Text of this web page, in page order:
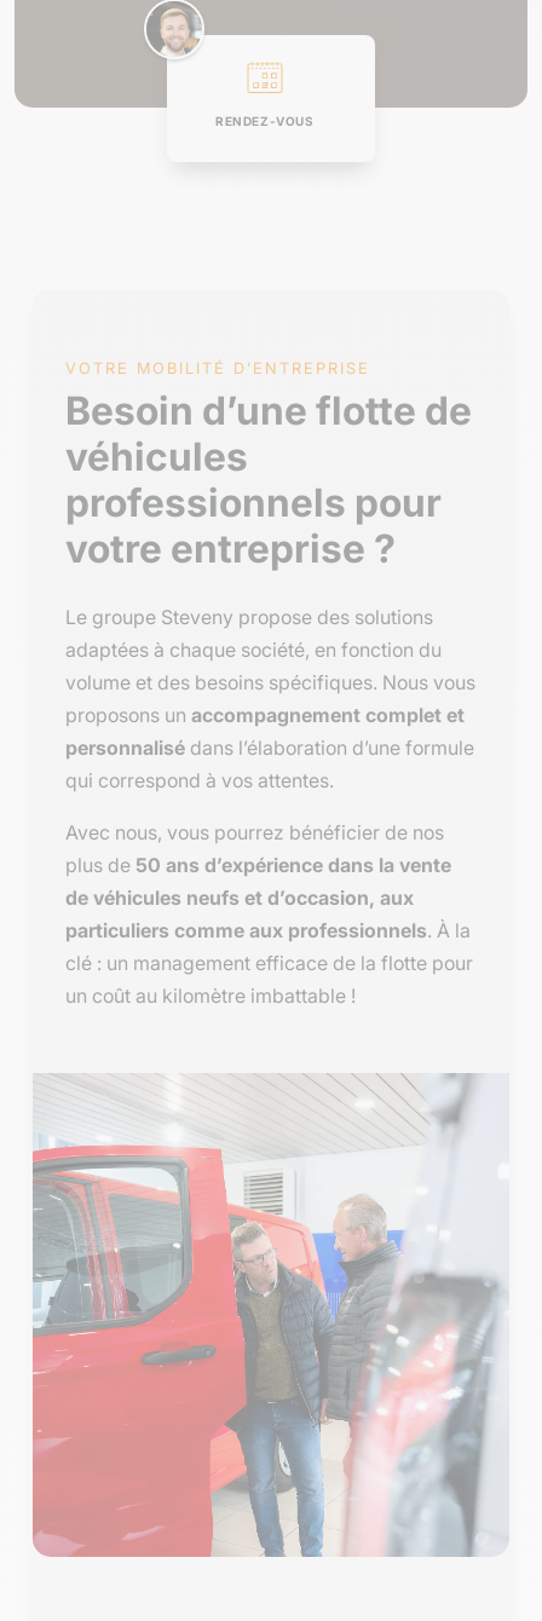
RENDEZ-VOUS
VOTRE MOBILITÉ D’ENTREPRISE
Besoin d’une flotte de
véhicules
professionnels pour
votre entreprise ?
Le groupe Steveny propose des solutions
adaptées à chaque société, en fonction du
volume et des besoins spécifiques. Nous vous
proposons un accompagnement complet et
personnalisé dans l’élaboration d’une formule
qui correspond à vos attentes.
Avec nous, vous pourrez bénéficier de nos
plus de 50 ans d’expérience dans la vente
de véhicules neufs et d’occasion, aux
particuliers comme aux professionnels. À la
clé : un management efficace de la flotte pour
un coût au kilomètre imbattable !